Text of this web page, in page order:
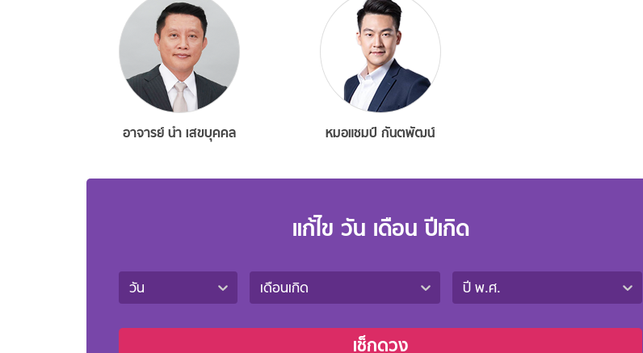
อาจารย์ นำ เสขบุคคล หมอแชมป์ กันตพัฒน์
แก้ไข วัน เดือน ปีเกิด
วัน เดือนเกิด ปี พ.ศ.
เช็กดวง